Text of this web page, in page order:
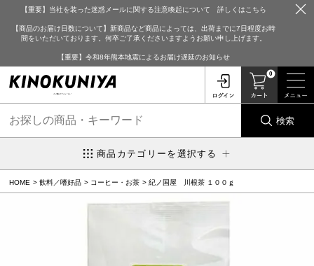
【重要】当社を装った迷惑メールに関する注意喚起について 詳しくはこちら
【商品のお届け日数について】新商品など商品によっては、出荷までに7日程度お時
間をいただいております。何卒ご了承くださいますようお願い申し上げます。
【重要】令和8年熊本地震によるお届け遅延のお知らせ
0
検索
商品カテゴリーを選択する
HOME 飲料／嗜好品 コーヒー・お茶 紀ノ国屋 川根茶 １００ｇ